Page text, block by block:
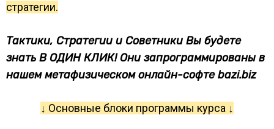
стратегии.
Тактики, Стратегии и Советники Вы будете
знать В ОДИН КЛИК! Они запрограммированы в
нашем метафизическом онлайн-софте bazi.biz
↓ Основные блоки программы курса ↓